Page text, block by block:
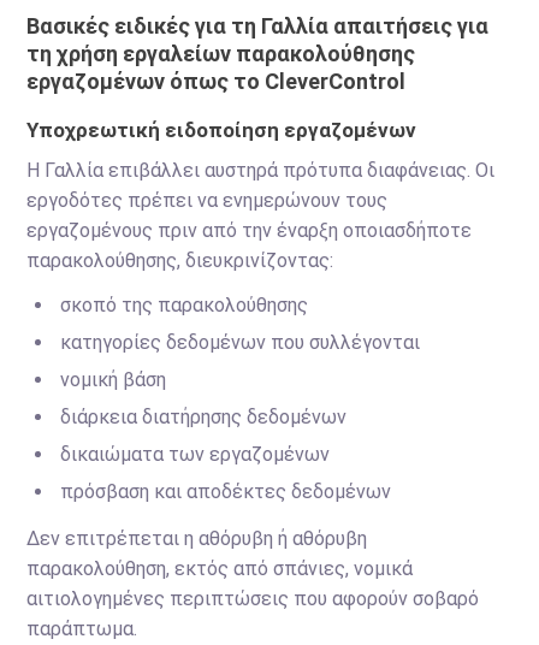
Βασικές ειδικές για τη Γαλλία απαιτήσεις για
τη χρήση εργαλείων παρακολούθησης
εργαζομένων όπως το CleverControl
Υποχρεωτική ειδοποίηση εργαζομένων
Η Γαλλία επιβάλλει αυστηρά πρότυπα διαφάνειας. Οι
εργοδότες πρέπει να ενημερώνουν τους
εργαζομένους πριν από την έναρξη οποιασδήποτε
παρακολούθησης, διευκρινίζοντας:
σκοπό της παρακολούθησης
κατηγορίες δεδομένων που συλλέγονται
νομική βάση
διάρκεια διατήρησης δεδομένων
δικαιώματα των εργαζομένων
πρόσβαση και αποδέκτες δεδομένων
Δεν επιτρέπεται η αθόρυβη ή αθόρυβη
παρακολούθηση, εκτός από σπάνιες, νομικά
αιτιολογημένες περιπτώσεις που αφορούν σοβαρό
παράπτωμα.